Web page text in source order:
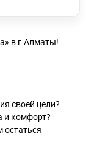
в г.Алматы!
своей цели?
и комфорт?
остаться